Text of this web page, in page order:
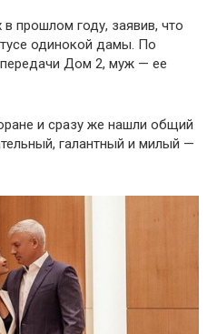
прошлом году, заявив, что
одинокой дамы. По
Дом 2, муж — ее
и сразу же нашли общий
галантный и милый —